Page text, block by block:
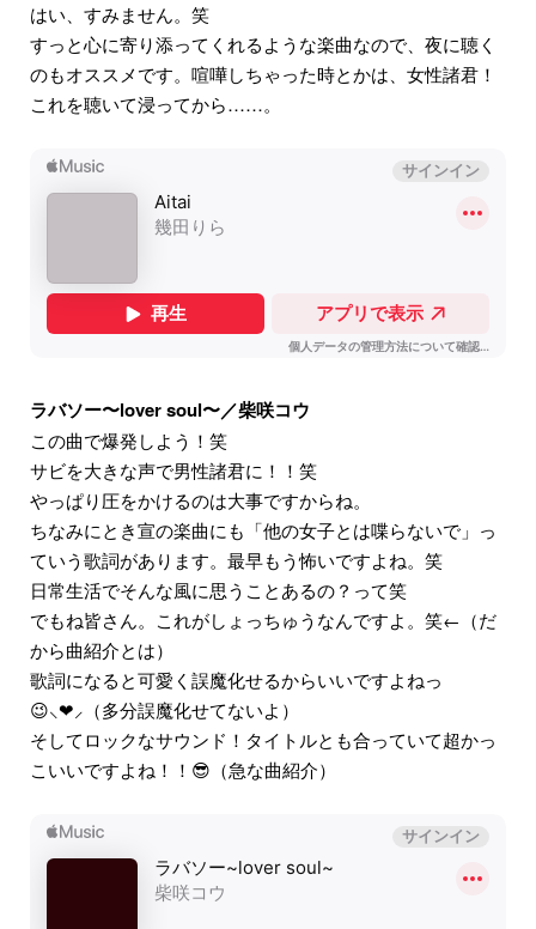
はい、すみません。笑
すっと心に寄り添ってくれるような楽曲なので、夜に聴く
のもオススメです。喧嘩しちゃった時とかは、女性諸君！
これを聴いて浸ってから……。
ラバソー〜lover soul〜／柴咲コウ
この曲で爆発しよう！笑
サビを大きな声で男性諸君に！！笑
やっぱり圧をかけるのは大事ですからね。
ちなみにとき宣の楽曲にも「他の女子とは喋らないで」っ
ていう歌詞があります。最早もう怖いですよね。笑
日常生活でそんな風に思うことあるの？って笑
でもね皆さん。これがしょっちゅうなんですよ。笑←（だ
から曲紹介とは）
歌詞になると可愛く誤魔化せるからいいですよねっ
😉⸜❤︎⸝‍（多分誤魔化せてないよ）
そしてロックなサウンド！タイトルとも合っていて超かっ
こいいですよね！！😎（急な曲紹介）